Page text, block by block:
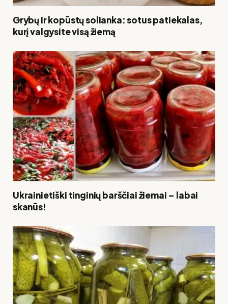
Grybų ir kopūstų solianka: sotus patiekalas,
kurį valgysite visą žiemą
Ukrainietiški tinginių barščiai žiemai – labai
skanūs!